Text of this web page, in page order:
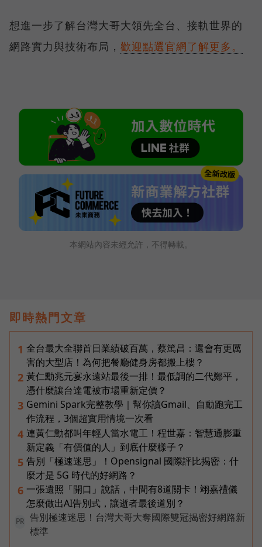
想進一步了解台灣大哥大領先全台、接軌世界的
網路實力與技術布局， 歡迎點選官網了解更多。
本網站內容未經允許，不得轉載。
即時熱門文章
1 全台最大全聯首日業績破百萬，蔡篤昌：還會有更厲
害的大型店！為何把餐廳健身房都搬上樓？
2 黃仁勳兆元宴永遠站最後一排！最低調的二代鄭平，
憑什麼讓台達電被市場重新定價？
3 Gemini Spark完整教學｜幫你讀Gmail、自動跑完工
作流程，3個超實用情境一次看
4 連黃仁勳都叫年輕人當水電工！程世嘉：智慧通膨重
新定義「有價值的人」到底什麼樣子？
5 告別「極速迷思」！Opensignal 國際評比揭密：什
麼才是 5G 時代的好網路？
6 一張遺照「開口」說話，中間有8道關卡！翊嘉禮儀
怎麼做出AI告別式，讓逝者最後道別？
PR
告別極速迷思！台灣大哥大奪國際雙冠揭密好網路新
標準